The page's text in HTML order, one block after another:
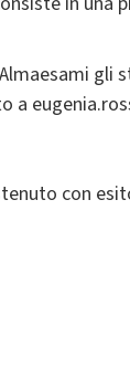
gli
a
con